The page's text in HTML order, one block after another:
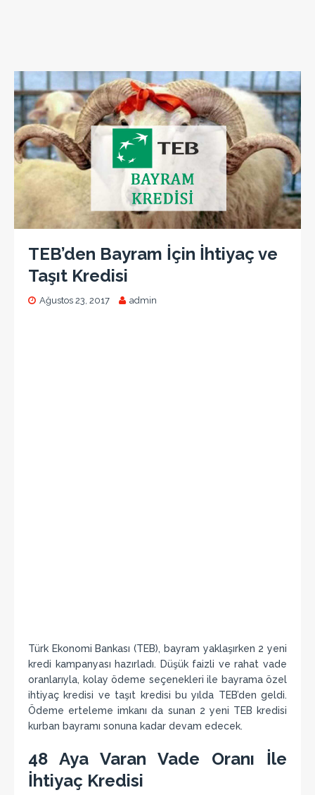
TEB’den Bayram İçin İhtiyaç ve
Taşıt Kredisi
Ağustos 23, 2017 admin
Türk Ekonomi Bankası (TEB), bayram yaklaşırken 2 yeni
kredi kampanyası hazırladı. Düşük faizli ve rahat vade
oranlarıyla, kolay ödeme seçenekleri ile bayrama özel
ihtiyaç kredisi ve taşıt kredisi bu yılda TEB’den geldi.
Ödeme erteleme imkanı da sunan 2 yeni TEB kredisi
kurban bayramı sonuna kadar devam edecek.
48 Aya Varan Vade Oranı İle
İhtiyaç Kredisi